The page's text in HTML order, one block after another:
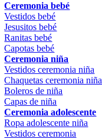
Ceremonia bebé
Vestidos bebé
Jesusitos bebé
Ranitas bebé
Capotas bebé
Ceremonia niña
Vestidos ceremonia niña
Chaquetas ceremonia niña
Boleros de niña
Capas de niña
Ceremonia adolescente
Ropa adolescente niña
Vestidos ceremonia